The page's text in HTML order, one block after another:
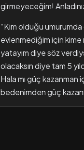
girmeyeceğim!
“Kim olduğu
evlenmediğim için kime
yatayım diye söz
olacaksın diye tam 5
Hala mı güç
bedenimden güç